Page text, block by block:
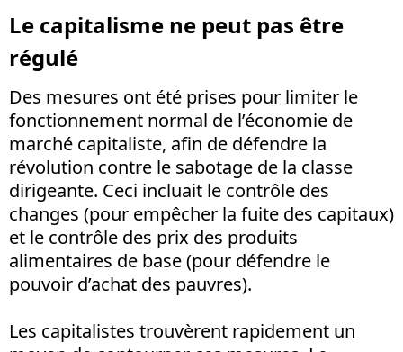
Le capitalisme ne peut pas être
régulé
Des mesures ont été prises pour limiter le
fonctionnement normal de l’économie de
marché capitaliste, afin de défendre la
révolution contre le sabotage de la classe
dirigeante. Ceci incluait le contrôle des
changes (pour empêcher la fuite des capitaux)
et le contrôle des prix des produits
alimentaires de base (pour défendre le
pouvoir d’achat des pauvres).
Les capitalistes trouvèrent rapidement un